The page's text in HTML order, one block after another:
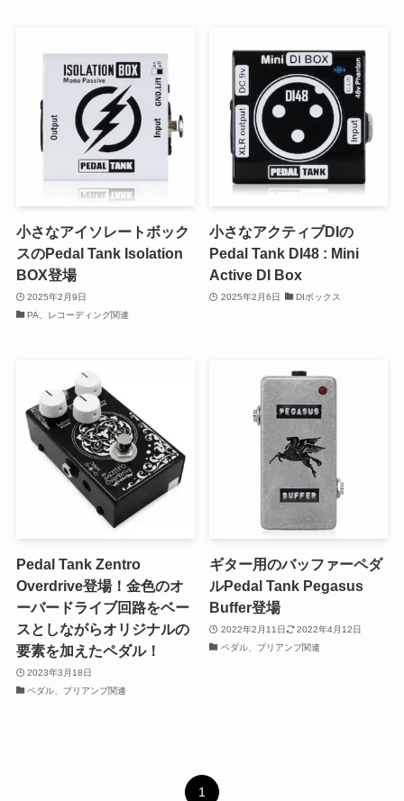
小さなアイソレートボック
スのPedal Tank Isolation
BOX登場
2025年2月9日
PA、レコーディング関連
小さなアクティブDIの
Pedal Tank DI48 : Mini
Active DI Box
2025年2月6日 DIボックス
Pedal Tank Zentro
Overdrive登場！金色のオ
ーバードライブ回路をベー
スとしながらオリジナルの
要素を加えたペダル！
2023年3月18日
ペダル、プリアンプ関連
ギター用のバッファーペダ
ルPedal Tank Pegasus
Buffer登場
2022年2月11日
2022年4月12日
ペダル、プリアンプ関連
1